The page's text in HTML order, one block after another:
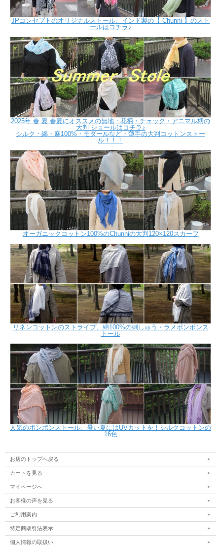
JPコンセプトのオリジナルストール、インド製の【 Chunni 】のスト
ールはコチラ♪
2025年 春 夏 春夏にオススメの無地・花柄・チェック・アニマル柄の
大判 ショールはコチラ♪
シルク・綿・麻100%・モダールなど・薄手の大判コットンストー
ル！！！
オーガニックコットン100%のChunniの大判120×120スカーフ
リネンコットンのストライプ、綿100%の刺しゅう・ラメポンポンス
トール
人気のポンポンストール、暑い夏にはUVカットを！シルクコットンの
16色
お店のトップへ戻る
カートを見る
マイページへ
お客様の声を見る
ご利用案内
特定商取引法表示
個人情報の取扱い